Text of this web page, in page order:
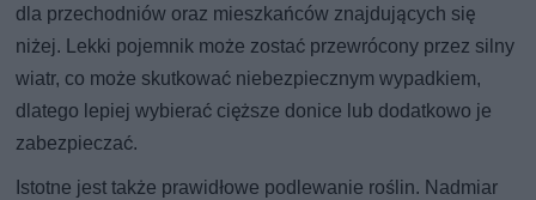
dla przechodniów oraz mieszkańców znajdujących się
niżej. Lekki pojemnik może zostać przewrócony przez silny
wiatr, co może skutkować niebezpiecznym wypadkiem,
dlatego lepiej wybierać cięższe donice lub dodatkowo je
zabezpieczać.
Istotne jest także prawidłowe podlewanie roślin. Nadmiar